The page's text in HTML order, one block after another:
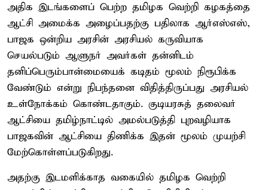
அதிக இடங்களைப் பெற்ற தமிழக வெற்றி கழகத்தை
ஆட்சி அமைக்க அழைப்பதற்கு பதிலாக ஆர்எஸ்எஸ்,
பாஜக ஒன்றிய அரசின் அரசியல் கருவியாக
செயல்படும் ஆளுநர் அவர்கள் தன்னிடம்
தனிப்பெரும்பான்மையைக் கடிதம் மூலம் நிரூபிக்க
வேண்டும் என்று நிபந்தனை விதித்திருப்பது அரசியல்
உள்நோக்கம் கொண்டதாகும். குடியரசுத் தலைவர்
ஆட்சியை தமிழ்நாட்டில் அமல்படுத்தி புறவழியாக
பாஜகவின் ஆட்சியை திணிக்க இதன் மூலம் முயற்சி
மேற்கொள்ளப்படுகிறது.
அதற்கு இடமளிக்காத வகையில் தமிழக வெற்றி